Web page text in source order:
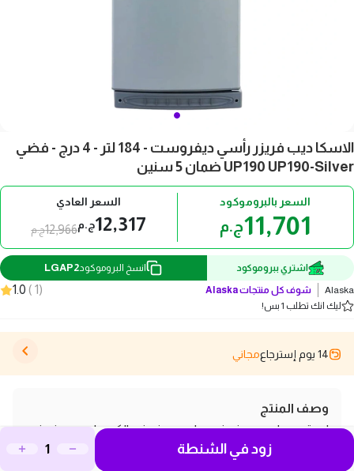
الاسكا ديب فريزر رأسي ديفروست - 184 لتر - 4 درج - فضي
UP190 UP190-Silver ضمان 5 سنين
السعر بالبروموكود
11,701ج.م
السعر العادي
12,317ج.م12,966ج.م
اشتري ببروموكود انسخ البروموكودLGAP2
Alaska شوف كل منتجاتAlaska
(
1
)
1.0
ليك انك تطلب 1 بس!
14 يوم إسترجاع مجاني
وصف المنتج
لو بتدور على ديب فريزر عملي وموفر في الكهرباء، ديب فريزر
رأسي الاسكا (UP190-Silver) هو الاختيار المثالي ليك! بفضل
زود في الشنطة